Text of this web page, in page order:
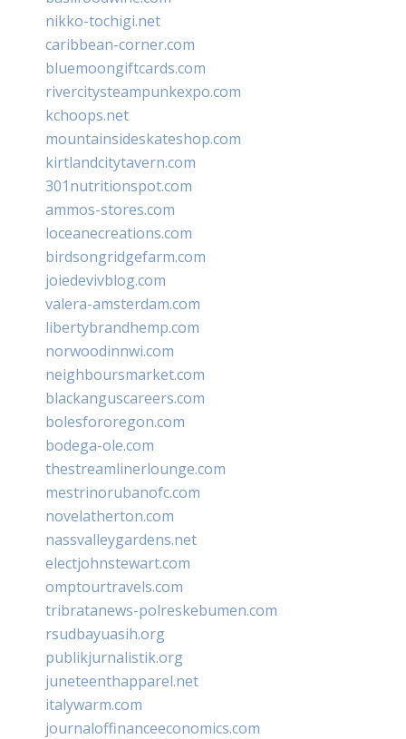
nikko-tochigi.net
caribbean-corner.com
bluemoongiftcards.com
rivercitysteampunkexpo.com
kchoops.net
mountainsideskateshop.com
kirtlandcitytavern.com
301nutritionspot.com
ammos-stores.com
loceanecreations.com
birdsongridgefarm.com
joiedevivblog.com
valera-amsterdam.com
libertybrandhemp.com
norwoodinnwi.com
neighboursmarket.com
blackanguscareers.com
bolesfororegon.com
bodega-ole.com
thestreamlinerlounge.com
mestrinorubanofc.com
novelatherton.com
nassvalleygardens.net
electjohnstewart.com
omptourtravels.com
tribratanews-polreskebumen.com
rsudbayuasih.org
publikjurnalistik.org
juneteenthapparel.net
italywarm.com
journaloffinanceeconomics.com